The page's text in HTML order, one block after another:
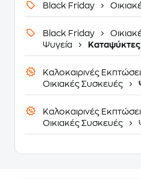
Black Friday
Black Friday
Ψυγεία
Καταψύκτες
Καλοκαιρινές
Οικιακές Συσκευές
Καλοκαιρινές
Οικιακές Συσκευές